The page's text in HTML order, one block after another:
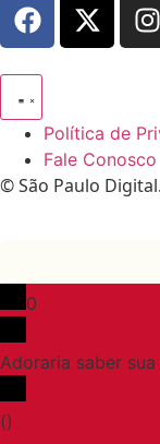
Política de
Fale Conosco
© São Paulo
0
Adoraria saber
()